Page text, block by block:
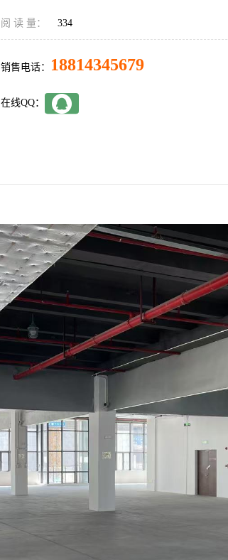
阅 读 量： 334
销售电话： 18814345679
在线QQ：